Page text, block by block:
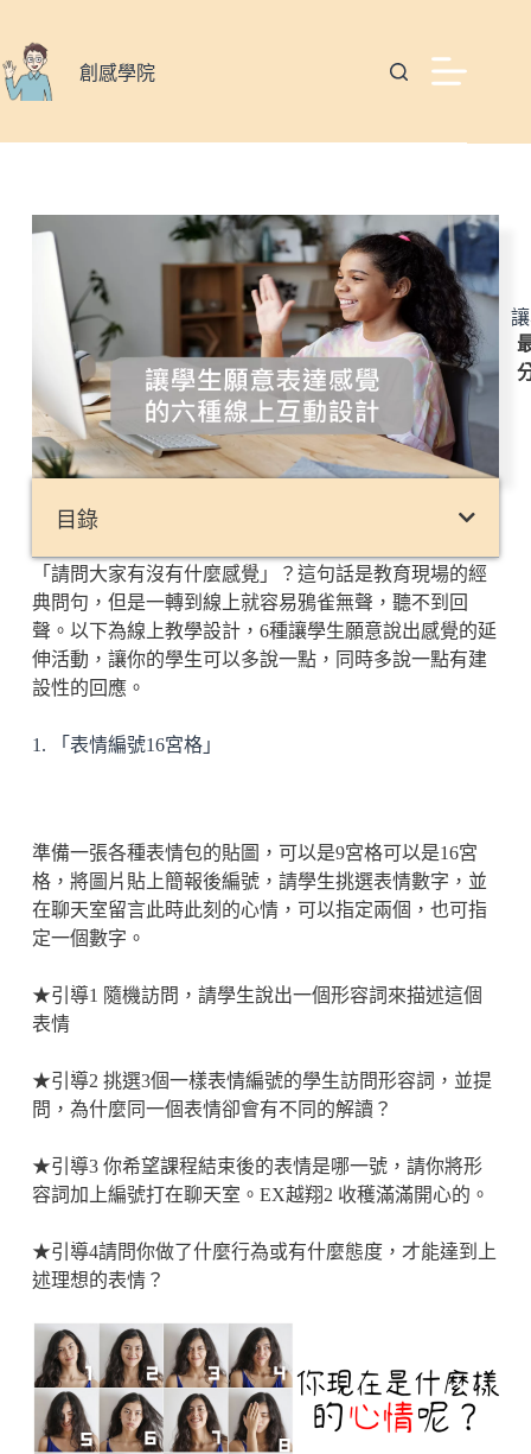
創感學院
目錄
「請問大家有沒有什麼感覺」？這句話是教育現場的經
典問句，但是一轉到線上就容易鴉雀無聲，聽不到回
聲。以下為線上教學設計，6種讓學生願意說出感覺的延
伸活動，讓你的學生可以多說一點，同時多說一點有建
設性的回應。
1. 「表情編號16宮格」
準備一張各種表情包的貼圖，可以是9宮格可以是16宮
格，將圖片貼上簡報後編號，請學生挑選表情數字，並
在聊天室留言此時此刻的心情，可以指定兩個，也可指
定一個數字。
★引導1 隨機訪問，請學生說出一個形容詞來描述這個
表情
★引導2 挑選3個一樣表情編號的學生訪問形容詞，並提
問，為什麼同一個表情卻會有不同的解讀？
★引導3 你希望課程結束後的表情是哪一號，請你將形
容詞加上編號打在聊天室。EX越翔2 收穫滿滿開心的。
★引導4請問你做了什麼行為或有什麼態度，才能達到上
述理想的表情？